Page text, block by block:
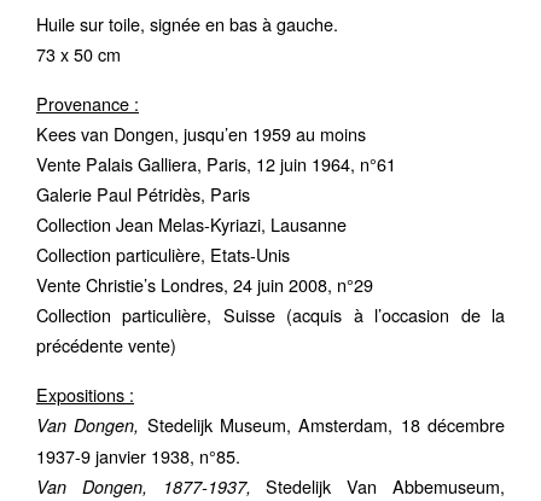
Huile sur toile, signée en bas à gauche.
73 x 50 cm
Provenance :
Kees van Dongen, jusqu’en 1959 au moins
Vente Palais Galliera, Paris, 12 juin 1964, n°61
Galerie Paul Pétridès, Paris
Collection Jean Melas-Kyriazi, Lausanne
Collection particulière, Etats-Unis
Vente Christie’s Londres, 24 juin 2008, n°29
Collection particulière, Suisse (acquis à l’occasion de la
précédente vente)
Expositions :
Van Dongen, Stedelijk Museum, Amsterdam, 18 décembre
1937-9 janvier 1938, n°85.
Van Dongen, 1877-1937, Stedelijk Van Abbemuseum,